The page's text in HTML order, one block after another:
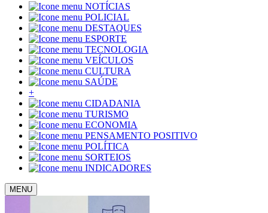
NOTÍCIAS
POLICIAL
DESTAQUES
ESPORTE
TECNOLOGIA
VEÍCULOS
CULTURA
SAÚDE
+
CIDADANIA
TURISMO
ECONOMIA
PENSAMENTO POSITIVO
POLÍTICA
SORTEIOS
INDICADORES
MENU